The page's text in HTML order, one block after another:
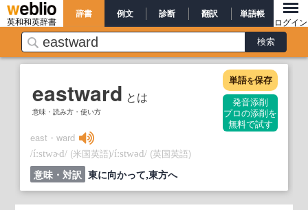
英和和英辞書
辞書 例文 診断 翻訳 単語帳
ログイン
eastward とは
意味・読み方・使い方
単語を保存
発音添削
プロの添削を
無料で試す
east・ward
/íːstwɚd/ (米国英語)/íːstwəd/ (英国英語)
意味・対訳 東に向かって,東方へ